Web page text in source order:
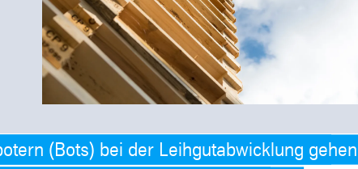
(Bots) bei der Leihgutabwicklung gehen